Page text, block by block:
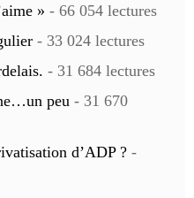
» - 66 054 lectures
- 33 024 lectures
- 31 684 lectures
peu - 31 670
d’ADP ? -